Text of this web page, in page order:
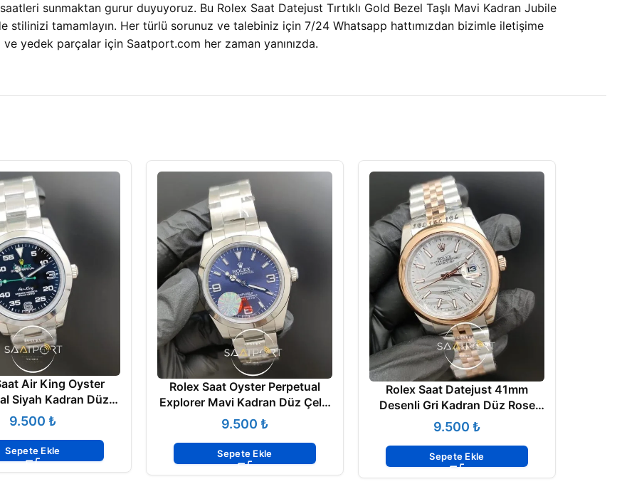
sunmaktan gurur duyuyoruz. Bu Rolex Saat Datejust Tırtıklı Gold Bezel Taşlı Mavi Kadran Jubile
stilinizi tamamlayın. Her türlü sorunuz ve talebiniz için 7/24 Whatsapp hattımızdan bizimle iletişime
yedek parçalar için Saatport.com her zaman yanınızda.
Air King Oyster
Siyah Kadran Düz
Çelik Bezel
₺
Sepete Ekle
Rolex Saat Oyster Perpetual
Explorer Mavi Kadran Düz Çelik
Bezel ₺
Sepete Ekle
Rolex Saat Datejust 41mm
Desenli Gri Kadran Düz Rose
Bezel ₺
Sepete Ekle